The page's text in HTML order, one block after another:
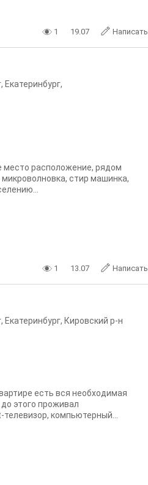
1 19.07 Написать
, Екатеринбург,
место расположение, рядом
стир машинка,
1 13.07 Написать
, Екатеринбург, Кировский р-н
есть вся необходимая
этого проживал
компьютерный...